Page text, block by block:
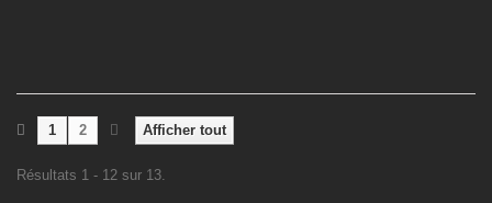
Afficher tout
1 2
Résultats 1 - 12 sur 13.